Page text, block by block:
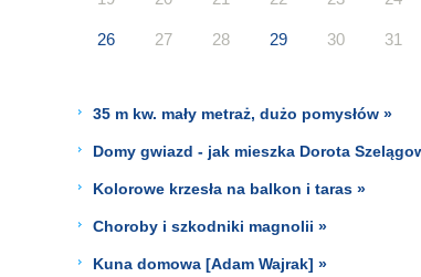
26 27 28 29 30 31
35 m kw. mały metraż, dużo pomysłów »
Domy gwiazd - jak mieszka Dorota
Kolorowe krzesła na balkon i taras »
Choroby i szkodniki magnolii »
Kuna domowa [Adam Wajrak] »